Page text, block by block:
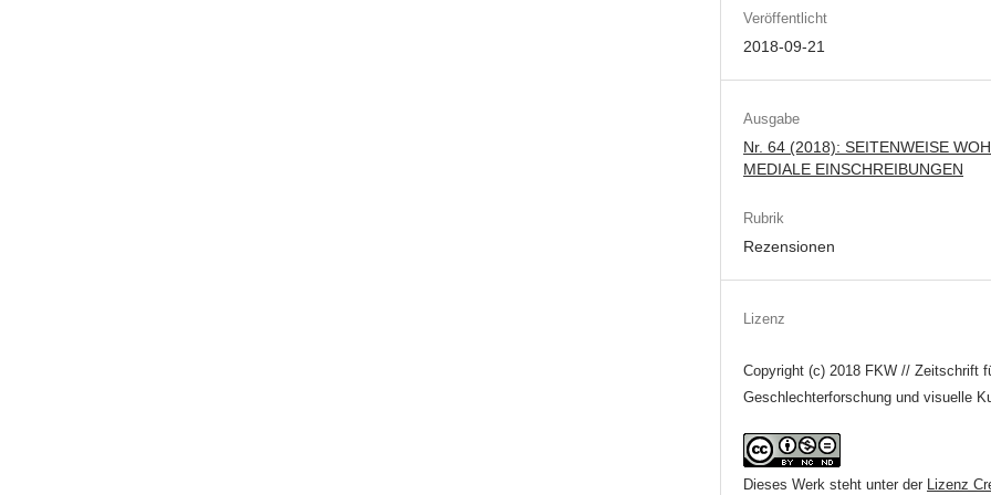
Veröffentlicht
2018-09-21
Ausgabe
Nr. 64 (2018): SEITENWEISE
MEDIALE EINSCHREIBUNGEN
Rubrik
Rezensionen
Lizenz
Copyright (c) 2018 FKW // Zeitschrift
Geschlechterforschung und visuelle
Dieses Werk steht unter der
Lizenz